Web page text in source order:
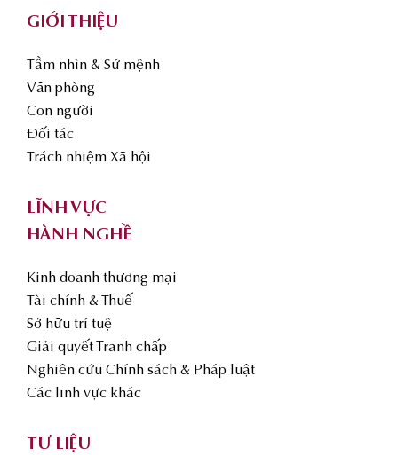
GIỚI THIỆU
Tầm nhìn & Sứ mệnh
Văn phòng
Con người
Đối tác
Trách nhiệm Xã hội
LĨNH VỰC
HÀNH NGHỀ
Kinh doanh thương mại
Tài chính & Thuế
Sở hữu trí tuệ
Giải quyết Tranh chấp
Nghiên cứu Chính sách & Pháp luật
Các lĩnh vực khác
TƯ LIỆU